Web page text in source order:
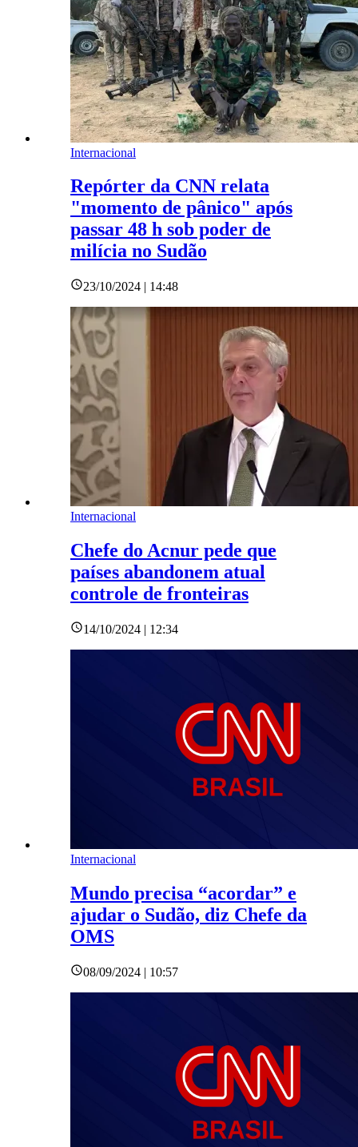
Internacional
Repórter da CNN relata
"momento de pânico" após
passar 48 h sob poder de
milícia no Sudão
23/10/2024 | 14:48
Internacional
Chefe do Acnur pede que
países abandonem atual
controle de fronteiras
14/10/2024 | 12:34
Internacional
Mundo precisa “acordar” e
ajudar o Sudão, diz Chefe da
OMS
08/09/2024 | 10:57